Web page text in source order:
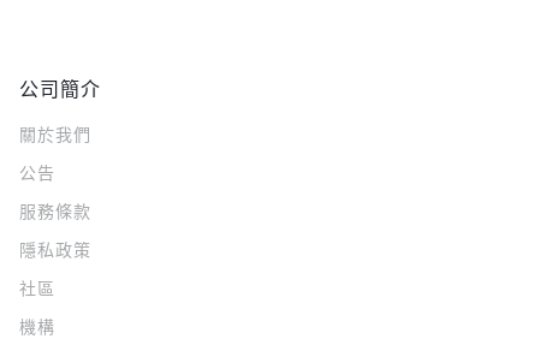
公司簡介
關於我們
公告
服務條款
隱私政策
社區
機構